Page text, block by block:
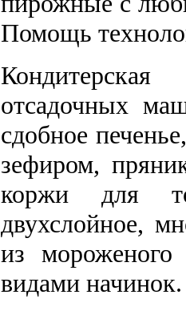
Помощь
отсадочных
сдобное
зефиром,
коржи для
двухслойное,
из
видами начинок.